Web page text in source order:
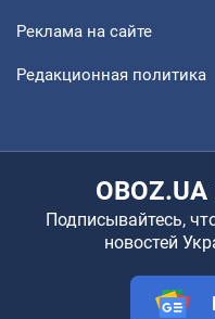
Реклама на сайте
Редакционная политика
Подписывайтесь,
новостей